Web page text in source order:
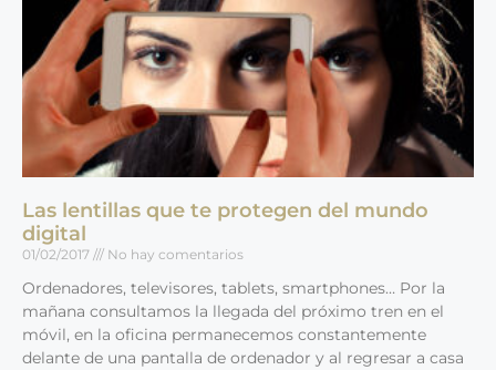
Las lentillas que te protegen del mundo
digital
01/02/2017 No hay comentarios
Ordenadores, televisores, tablets, smartphones… Por la
mañana consultamos la llegada del próximo tren en el
móvil, en la oficina permanecemos constantemente
delante de una pantalla de ordenador y al regresar a casa